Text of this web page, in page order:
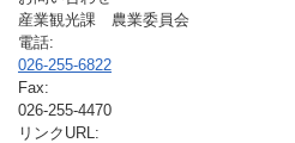
産業観光課 農業委員会
電話:
026-255-6822
Fax:
026-255-4470
リンクURL: